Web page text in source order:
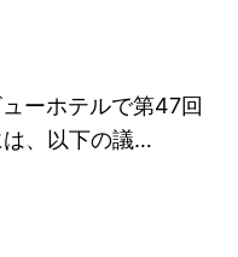
ーホテルで第47回
、以下の議…